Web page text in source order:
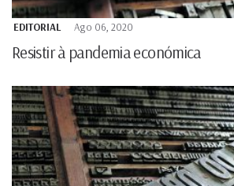
EDITORIAL Ago 06, 2020
Resistir à pandemia económica